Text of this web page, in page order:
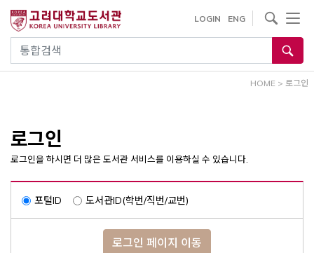
건
통합검색
LOGIN ENG
사이트내 검색
HOME > 로그인
로그인
로그인을 하시면 더 많은 도서관 서비스를 이용하실 수 있습니다.
포털ID 도서관ID(학번/직번/교번)
로그인 페이지 이동